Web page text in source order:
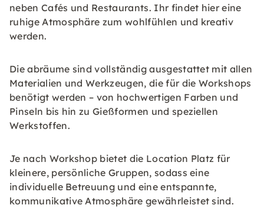
neben Cafés und Restaurants. Ihr findet hier eine
ruhige Atmosphäre zum wohlfühlen und kreativ
werden.
Die abräume sind vollständig ausgestattet mit allen
Materialien und Werkzeugen, die für die Workshops
benötigt werden – von hochwertigen Farben und
Pinseln bis hin zu Gießformen und speziellen
Werkstoffen.
Je nach Workshop bietet die Location Platz für
kleinere, persönliche Gruppen, sodass eine
individuelle Betreuung und eine entspannte,
kommunikative Atmosphäre gewährleistet sind.